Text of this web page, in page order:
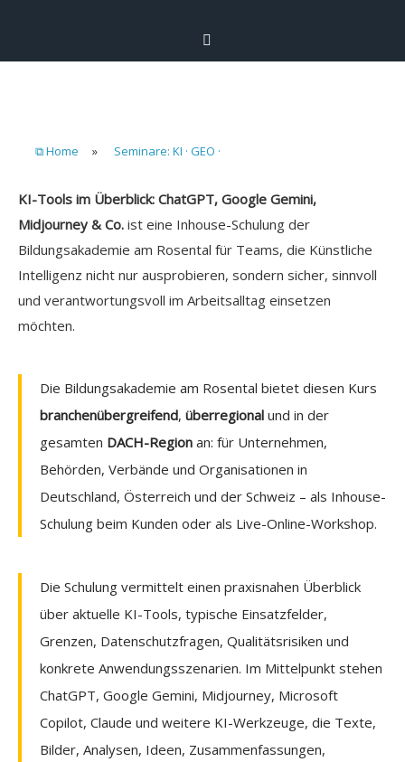
⧉ Home » Seminare: KI · GEO ·
KI-Tools im Überblick: ChatGPT, Google Gemini,
Midjourney & Co. ist eine Inhouse-Schulung der
Bildungsakademie am Rosental für Teams, die Künstliche
Intelligenz nicht nur ausprobieren, sondern sicher, sinnvoll
und verantwortungsvoll im Arbeitsalltag einsetzen
möchten.
Die Bildungsakademie am Rosental bietet diesen Kurs
branchenübergreifend, überregional und in der
gesamten DACH-Region an: für Unternehmen,
Behörden, Verbände und Organisationen in
Deutschland, Österreich und der Schweiz – als Inhouse-
Schulung beim Kunden oder als Live-Online-Workshop.
Die Schulung vermittelt einen praxisnahen Überblick
über aktuelle KI-Tools, typische Einsatzfelder,
Grenzen, Datenschutzfragen, Qualitätsrisiken und
konkrete Anwendungsszenarien. Im Mittelpunkt stehen
ChatGPT, Google Gemini, Midjourney, Microsoft
Copilot, Claude und weitere KI-Werkzeuge, die Texte,
Bilder, Analysen, Ideen, Zusammenfassungen,